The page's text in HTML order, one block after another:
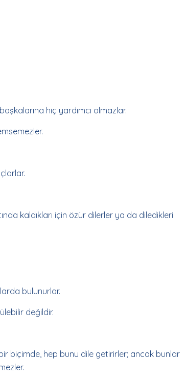
hiç yardımcı olmazlar.
kaldıkları için özür dilerler ya da diledikleri
bulunurlar.
değildir.
biçimde, hep bunu dile getirirler; ancak bunlar